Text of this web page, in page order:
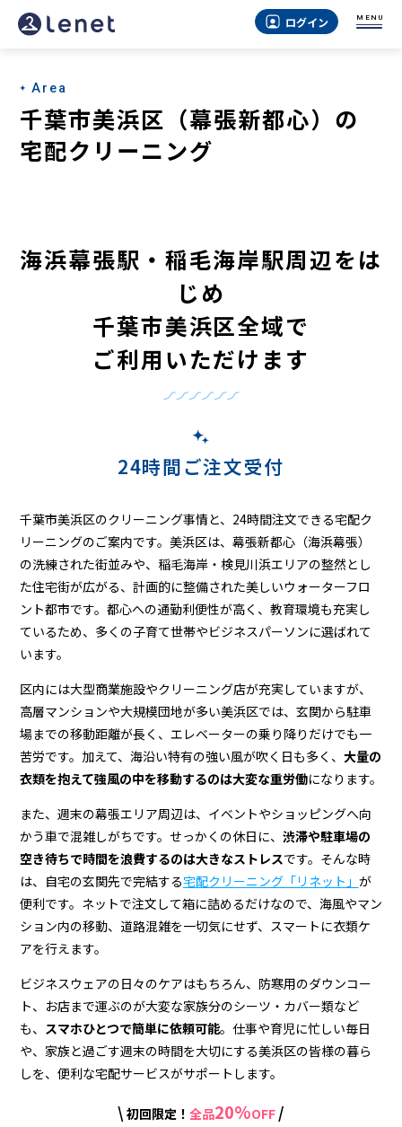
千
市
美
浜
張
新
ー
ニ
ン
グ
ログイン MENU
Area
千葉市美浜区（幕張新都心）の
宅配クリーニング
海浜幕張駅・稲毛海岸駅周辺をは
じめ
千葉市美浜区全域で
ご利用いただけます
24時間ご注文受付
千葉市美浜区のクリーニング事情と、24時間注文できる宅配ク
リーニングのご案内です。美浜区は、幕張新都心（海浜幕張）
の洗練された街並みや、稲毛海岸・検見川浜エリアの整然とし
た住宅街が広がる、計画的に整備された美しいウォーターフロ
ント都市です。都心への通勤利便性が高く、教育環境も充実し
ているため、多くの子育て世帯やビジネスパーソンに選ばれて
います。
区内には大型商業施設やクリーニング店が充実していますが、
高層マンションや大規模団地が多い美浜区では、玄関から駐車
場までの移動距離が長く、エレベーターの乗り降りだけでも一
苦労です。加えて、海沿い特有の強い風が吹く日も多く、 大量の
衣類を抱えて強風の中を移動するのは大変な重労働になります。
また、週末の幕張エリア周辺は、イベントやショッピングへ向
かう車で混雑しがちです。せっかくの休日に、 渋滞や駐車場の
空き待ちで時間を浪費するのは大きなストレスです。そんな時
は、自宅の玄関先で完結する宅配クリーニング「リネット」 が
便利です。ネットで注文して箱に詰めるだけなので、海風やマン
ション内の移動、道路混雑を一切気にせず、スマートに衣類ケ
アを行えます。
ビジネスウェアの日々のケアはもちろん、防寒用のダウンコー
ト、お店まで運ぶのが大変な家族分のシーツ・カバー類など
も、 スマホひとつで簡単に依頼可能。仕事や育児に忙しい毎日
や、家族と過ごす週末の時間を大切にする美浜区の皆様の暮ら
しを、便利な宅配サービスがサポートします。
\ 初回限定！ 全品20%OFF /